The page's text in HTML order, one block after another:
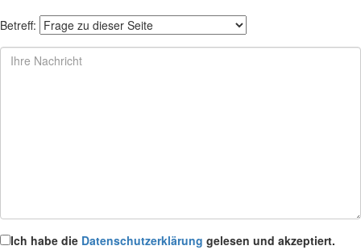
Betreff:
Ich habe die Datenschutzerklärung gelesen und akzeptiert.